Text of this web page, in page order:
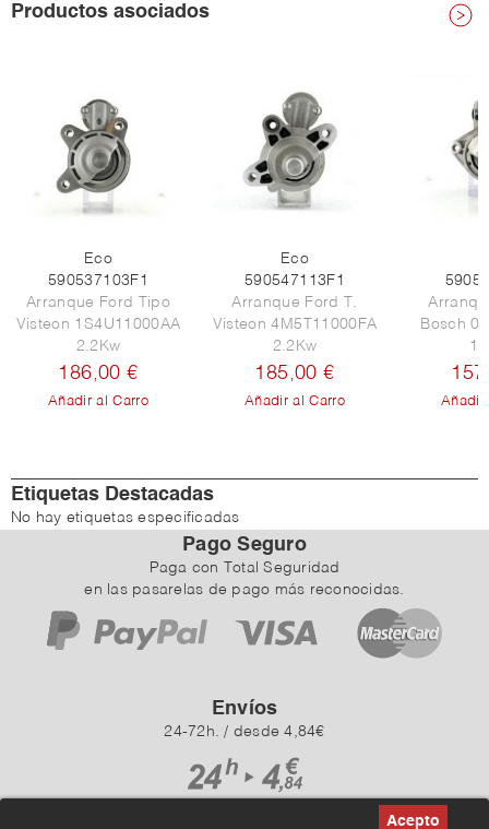
Productos asociados
Eco
590537103F1
Arranque Ford Tipo
Visteon 1S4U11000AA
2.2Kw
186,00 €
Añadir al Carro
Eco
590547113F1
Arranque Ford T.
Visteon 4M5T11000FA
2.2Kw
185,00 €
Añadir al Carro
Bosch
Añadir
Etiquetas Destacadas
No hay etiquetas especificadas
Pago Seguro
Paga con Total Seguridad
en las pasarelas de pago más reconocidas.
Envíos
24-72h. / desde 4,84€